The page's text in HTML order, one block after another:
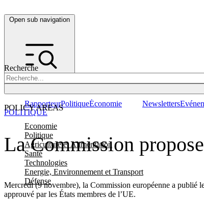
Open sub navigation
Recherche
POLICY AREAS
Economie
Politique
Agriculture et Alimentation
Santé
Technologies
Energie, Environnement et Transport
Défense
RapporteurPolitiqueÉconomie Newsletters
La Commission
Mercredi (9 novembre), la Commission européenne a publié
approuvé par les États membres de l’UE.
POLITIQUE